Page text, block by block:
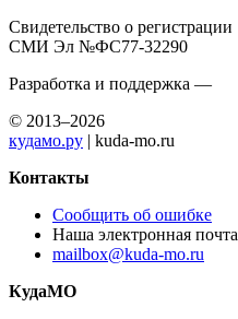
Свидетельство о регистрации
СМИ Эл №ФС77-32290
Разработка и поддержка —
© 2013–2026
кудамо.ру | kuda-mo.ru
Контакты
Сообщить об ошибке
Наша электронная почта
mailbox@kuda-mo.ru
КудаМО